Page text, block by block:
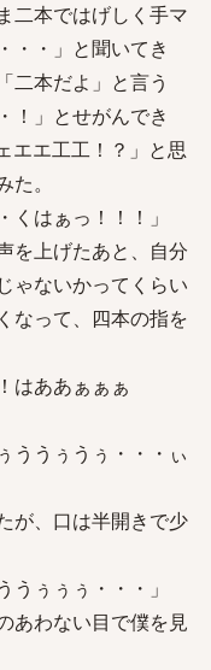
二本ではげしく手マ
・・」と聞いてき
二本だよ」と言う
！」とせがんでき
エエ工工！？」と思
。
くはぁっ！！！」
を上げたあと、自分
ゃないかってくらい
なって、四本の指を
はああぁぁぁ
ううぅうぅ・・・ぃ
が、口は半開きで少
うぅぅぅ・・・」
あわない目で僕を見